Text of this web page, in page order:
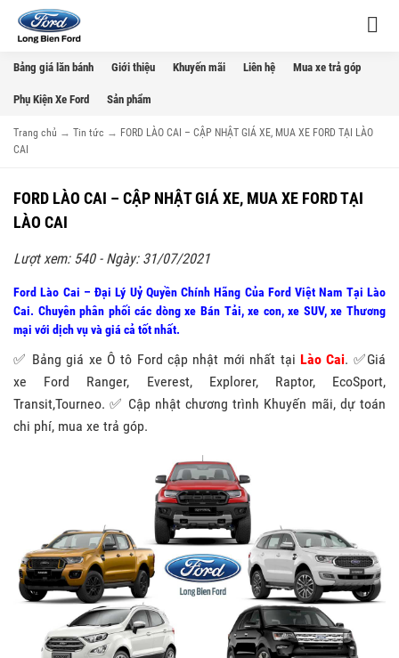
Bảng giá lăn bánh Giới thiệu Khuyến mãi Liên hệ Mua xe trả góp
Phụ Kiện Xe Ford Sản phẩm
Trang chủ → Tin tức → FORD LÀO CAI – CẬP NHẬT GIÁ XE, MUA XE FORD TẠI LÀO
CAI
FORD LÀO CAI – CẬP NHẬT GIÁ XE, MUA XE FORD TẠI
LÀO CAI
Lượt xem: 540 - Ngày: 31/07/2021
Ford Lào Cai – Đại Lý Uỷ Quyền Chính Hãng Của Ford Việt Nam Tại Lào
Cai. Chuyên phân phối các dòng xe Bán Tải, xe con, xe SUV, xe Thương
mại với dịch vụ và giá cả tốt nhất.
✅ Bảng giá xe Ô tô Ford cập nhật mới nhất tại Lào Cai. ✅Giá
xe Ford Ranger, Everest, Explorer, Raptor, EcoSport,
Transit,Tourneo. ✅ Cập nhật chương trình Khuyến mãi, dự toán
chi phí, mua xe trả góp.